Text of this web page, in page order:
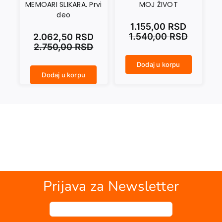
MEMOARI SLIKARA. Prvi
deo
2.750,00RSD
2.062,50 RSD
Dodaj u korpu
MOJ ŽIVOT
1.540,00RSD
1.155,00 RSD
Dodaj u korpu
Prijava za Newsletter